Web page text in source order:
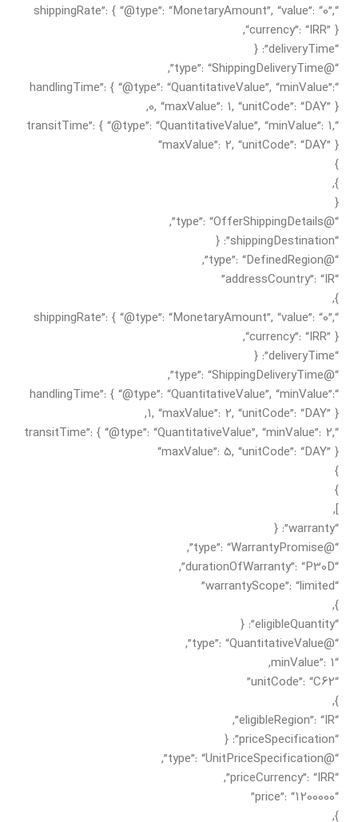
“shippingRate”: { “@type”: “MonetaryAmount”, “value”: “0”,
“currency”: “IRR” },
“deliveryTime”: {
“@type”: “ShippingDeliveryTime”,
“handlingTime”: { “@type”: “QuantitativeValue”, “minValue”:
0, “maxValue”: 1, “unitCode”: “DAY” },
“transitTime”: { “@type”: “QuantitativeValue”, “minValue”: 1,
“maxValue”: 2, “unitCode”: “DAY” }
}
},
{
“@type”: “OfferShippingDetails”,
“shippingDestination”: {
“@type”: “DefinedRegion”,
“addressCountry”: “IR”
},
“shippingRate”: { “@type”: “MonetaryAmount”, “value”: “0”,
“currency”: “IRR” },
“deliveryTime”: {
“@type”: “ShippingDeliveryTime”,
“handlingTime”: { “@type”: “QuantitativeValue”, “minValue”:
1, “maxValue”: 2, “unitCode”: “DAY” },
“transitTime”: { “@type”: “QuantitativeValue”, “minValue”: 2,
“maxValue”: 5, “unitCode”: “DAY” }
}
}
],
“warranty”: {
“@type”: “WarrantyPromise”,
“durationOfWarranty”: “P30D”,
“warrantyScope”: “limited”
},
“eligibleQuantity”: {
“@type”: “QuantitativeValue”,
“minValue”: 1,
“unitCode”: “C62”
},
“eligibleRegion”: “IR”,
“priceSpecification”: {
“@type”: “UnitPriceSpecification”,
“priceCurrency”: “IRR”,
“price”: “1200000”
},